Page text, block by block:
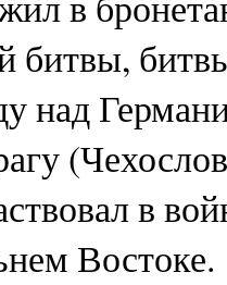
битвы,
над
в
Востоке.